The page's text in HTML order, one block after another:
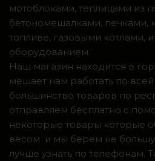
мотоблоками, теплицами из
бетономешалками, печками,
топливе, газовыми котлами,
оборудованием.
Наш магазин находится в
мешает нам работать по
большинство товаров по
отправляем бесплатно с
некоторые товары которые
весом и мы берем не
лучше узнать по телефонам.